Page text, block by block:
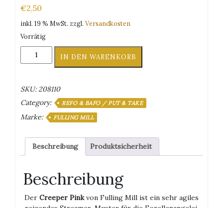
€2,50
inkl. 19 % MwSt. zzgl. Versandkosten
Vorrätig
Creeper
Pink
IN DEN WARENKORB
SKU:208110
Category:
REFO & BAFO / PUT & TAKE
Marke: FULLING MILL
Beschreibung Produktsicherheit
Beschreibung
Der Creeper Pinkvon Fulling Mill ist ein sehr agiles